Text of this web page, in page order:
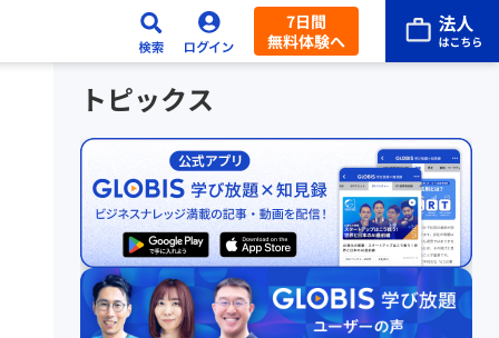
7日間
無料体験へ
トピックス